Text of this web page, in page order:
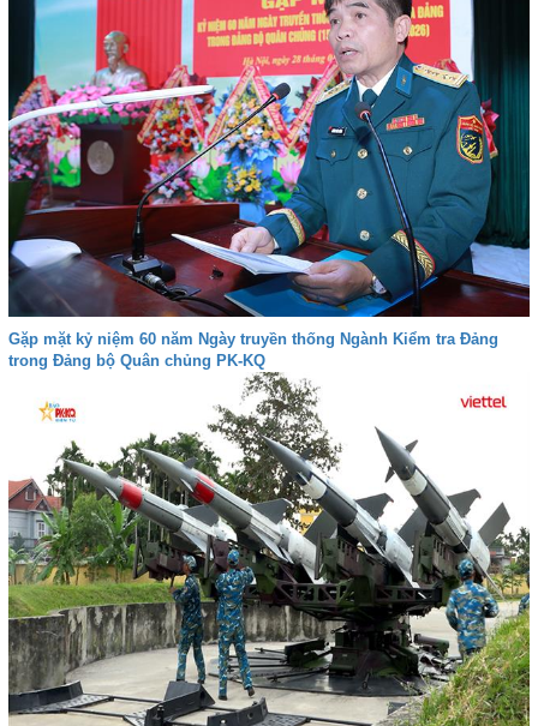
Gặp mặt kỷ niệm 60 năm Ngày truyền thống Ngành Kiểm tra Đảng
trong Đảng bộ Quân chủng PK-KQ